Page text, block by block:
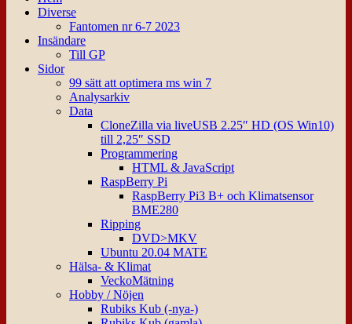
Diverse
Fantomen nr 6-7 2023
Insändare
Till GP
Sidor
99 sätt att optimera ms win 7
Analysarkiv
Data
CloneZilla via liveUSB 2.25″ HD (OS Win10)
till 2,25″ SSD
Programmering
HTML & JavaScript
RaspBerry Pi
RaspBerry Pi3 B+ och Klimatsensor
BME280
Ripping
DVD>MKV
Ubuntu 20.04 MATE
Hälsa- & Klimat
VeckoMätning
Hobby / Nöjen
Rubiks Kub (-nya-)